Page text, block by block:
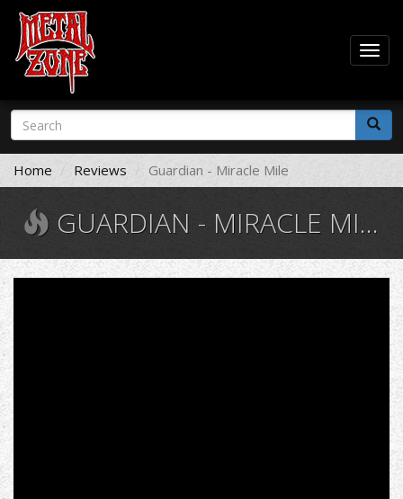
Skip
main
content
Search
form
Search
Home Reviews Guardian - Miracle Mile
GUARDIAN - MIRACLE MILE